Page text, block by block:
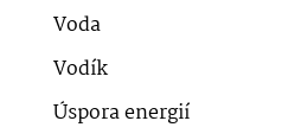
Voda
Vodík
Úspora energií